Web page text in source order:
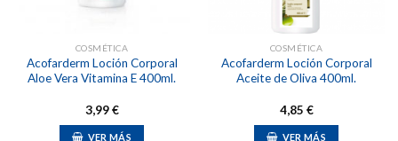
COSMÉTICA
Acofarderm Loción Corporal
Aloe Vera Vitamina E 400ml.
3,99€
VER MÁS
COSMÉTICA
Acofarderm Loción Corporal
Aceite de Oliva 400ml.
4,85 €
VER MÁS